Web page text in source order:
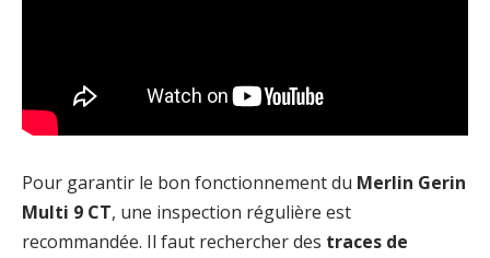
Pour garantir le bon fonctionnement du Merlin Gerin
Multi 9 CT, une inspection régulière est
recommandée. Il faut rechercher des traces de